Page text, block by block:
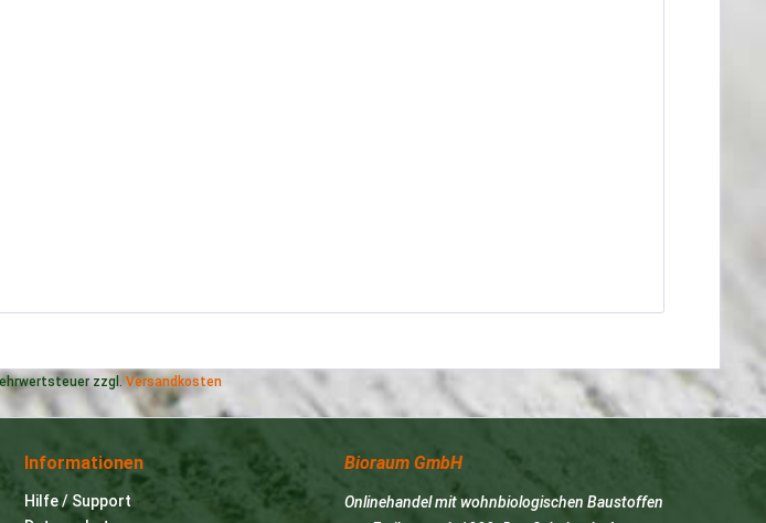
zzgl.Versandkosten
Informationen
Hilfe / Support
Bioraum GmbH
Onlinehandel mit wohnbiologischen Baustoffen